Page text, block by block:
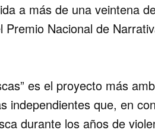
a más de una veintena
Premio Nacional de
es el proyecto más
independientes que, en
durante los años de